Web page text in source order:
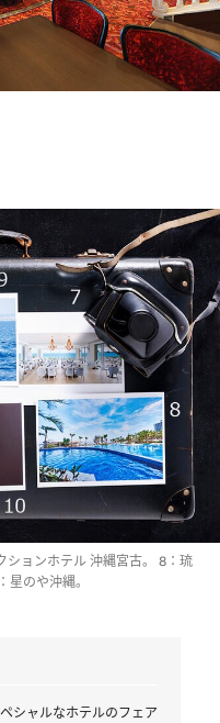
ションホテル 沖縄宮古。 8：琉
星のや沖縄。
シャルなホテルのフェア